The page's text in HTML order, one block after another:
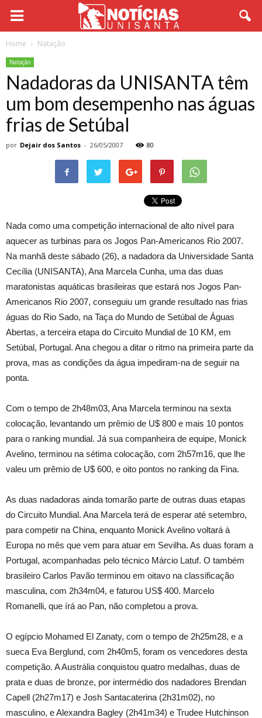
Home Natação
Natação
Nadadoras da UNISANTA têm
um bom desempenho nas águas
frias de Setúbal
por Dejair dos Santos - 26/05/2007 80
Nada como uma competição internacional de alto nível para
aquecer as turbinas para os Jogos Pan-Americanos Rio 2007.
Na manhã deste sábado (26), a nadadora da Universidade Santa
Cecília (UNISANTA), Ana Marcela Cunha, uma das duas
maratonistas aquáticas brasileiras que estará nos Jogos Pan-
Americanos Rio 2007, conseguiu um grande resultado nas frias
águas do Rio Sado, na Taça do Mundo de Setúbal de Águas
Abertas, a terceira etapa do Circuito Mundial de 10 KM, em
Setúbal, Portugal. Ana chegou a ditar o ritmo na primeira parte da
prova, mas as condições da água impediram-na de seguir na
ponta.
Com o tempo de 2h48m03, Ana Marcela terminou na sexta
colocação, levantando um prêmio de U$ 800 e mais 10 pontos
para o ranking mundial. Já sua companheira de equipe, Monick
Avelino, terminou na sétima colocação, com 2h57m16, que lhe
valeu um prêmio de U$ 600, e oito pontos no ranking da Fina.
As duas nadadoras ainda tomarão parte de outras duas etapas
do Circuito Mundial. Ana Marcela terá de esperar até setembro,
para competir na China, enquanto Monick Avelino voltará à
Europa no mês que vem para atuar em Sevilha. As duas foram a
Portugal, acompanhadas pelo técnico Márcio Latuf. O também
brasileiro Carlos Pavão terminou em oitavo na classificação
masculina, com 2h34m04, e faturou US$ 400. Marcelo
Romanelli, que írá ao Pan, não completou a prova.
O egípcio Mohamed El Zanaty, com o tempo de 2h25m28, e a
sueca Eva Berglund, com 2h40m5, foram os vencedores desta
competição. A Austrália conquistou quatro medalhas, duas de
prata e duas de bronze, por intermédio dos nadadores Brendan
Capell (2h27m17) e Josh Santacaterina (2h31m02), no
masculino, e Alexandra Bagley (2h41m34) e Trudee Hutchinson